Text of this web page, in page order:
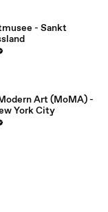
Art (MoMA) -
- New York City